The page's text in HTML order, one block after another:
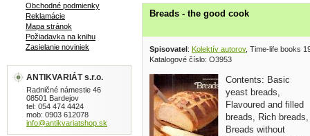
Breads - the good cook
Spisovatel: Kolektív autorov, Time-life books
Katalogové číslo: O3953
Contents: Basic
yeast breads,
Flavoured and filled
breads, Rich breads,
Breads without
Obchodné podmienky
Reklamácie
Mapa stránok
Požiadavka na knihu
Zasielanie noviniek
ANTIKVARIÁT s.r.o.
Radničné námestie 46
08501 Bardejov
tel: 054 474 4424
mob: 0903 612078
info@antikvariatshop.sk